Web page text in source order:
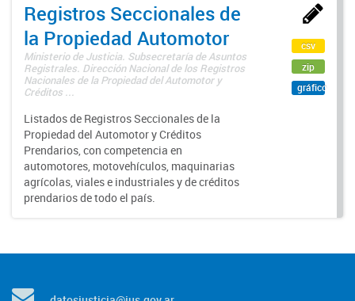
Registros Seccionales de
la Propiedad Automotor
Ministerio de Justicia. Subsecretaría de Asuntos
Registrales. Dirección Nacional de los Registros
Nacionales de la Propiedad del Automotor y
Créditos ...
Listados de Registros Seccionales de la
Propiedad del Automotor y Créditos
Prendarios, con competencia en
automotores, motovehículos, maquinarias
agrícolas, viales e industriales y de créditos
prendarios de todo el país.
csv
zip
gráfico